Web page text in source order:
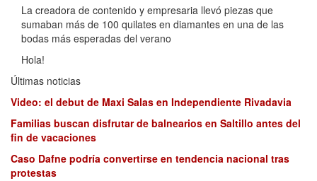
La creadora de contenido y empresaria llevó piezas que
sumaban más de 100 quilates en diamantes en una de las
bodas más esperadas del verano
Hola!
Últimas noticias
Video: el debut de Maxi Salas en Independiente Rivadavia
Familias buscan disfrutar de balnearios en Saltillo antes del
fin de vacaciones
Caso Dafne podría convertirse en tendencia nacional tras
protestas